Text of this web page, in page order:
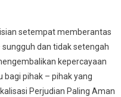
setempat memberantas
dan tidak setengah
kepercayaan
bagi pihak – pihak yang
Perjudian Paling Aman